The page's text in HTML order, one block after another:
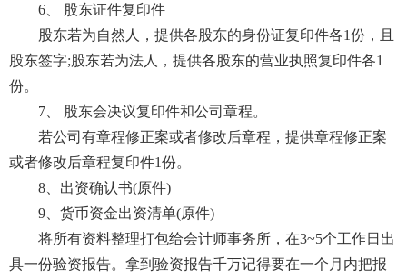
6、 股东证件复印件
股东若为自然人，提供各股东的身份证复印件各1份，且
股东签字;股东若为法人，提供各股东的营业执照复印件各1
份。
7、 股东会决议复印件和公司章程。
若公司有章程修正案或者修改后章程，提供章程修正案
或者修改后章程复印件1份。
8、出资确认书(原件)
9、货币资金出资清单(原件)
将所有资料整理打包给会计师事务所，在3~5个工作日出
具一份验资报告。拿到验资报告千万记得要在一个月内把报